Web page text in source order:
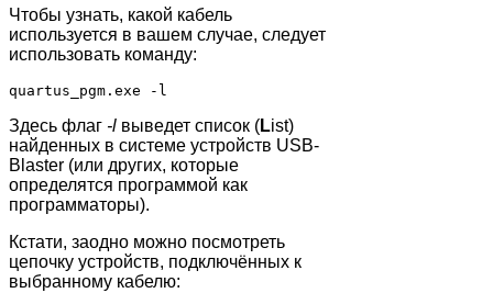
Чтобы узнать, какой кабель
используется в вашем случае, следует
использовать команду:
Здесь флаг -l выведет список (List)
найденных в системе устройств USB-
Blaster (или других, которые
определятся программой как
программаторы).
Кстати, заодно можно посмотреть
цепочку устройств, подключённых к
выбранному кабелю: